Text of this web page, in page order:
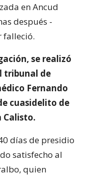
en Ancud
después -
falleció.
se realizó
tribunal de
Fernando
cuasidelito de
Calisto.
días de presidio
satisfecho al
quien